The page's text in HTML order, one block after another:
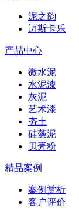
泥之韵
迈斯卡乐
产品中心
微水泥
水泥漆
灰泥
艺术漆
夯土
硅藻泥
贝壳粉
精品案例
案例赏析
客户评价